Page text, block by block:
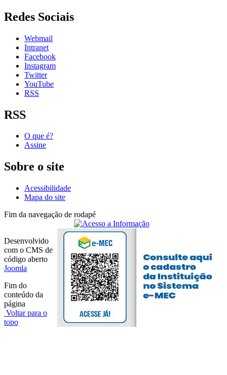
Redes Sociais
Webmail
Intranet
Facebook
Instagram
Twitter
YouTube
RSS
RSS
O que é?
Assine
Sobre o site
Acessibilidade
Mapa do site
Fim da navegação de rodapé
Desenvolvido
com o CMS de
código aberto
Joomla
Fim do
conteúdo da
página
Voltar para o
topo